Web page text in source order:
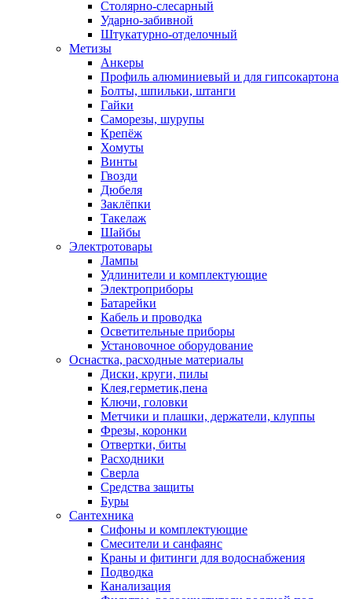
Столярно-слесарный
Ударно-забивной
Штукатурно-отделочный
Метизы
Анкеры
Профиль алюминиевый и для гипсокартона
Болты, шпильки, штанги
Гайки
Саморезы, шурупы
Крепёж
Хомуты
Винты
Гвозди
Дюбеля
Заклёпки
Такелаж
Шайбы
Электротовары
Лампы
Удлинители и комплектующие
Электроприборы
Батарейки
Кабель и проводка
Осветительные приборы
Установочное оборудование
Оснастка, расходные материалы
Диски, круги, пилы
Клея,герметик,пена
Ключи, головки
Метчики и плашки, держатели, клуппы
Фрезы, коронки
Отвертки, биты
Расходники
Сверла
Средства защиты
Буры
Сантехника
Сифоны и комплектующие
Смесители и санфаянс
Краны и фитинги для водоснабжения
Подводка
Канализация